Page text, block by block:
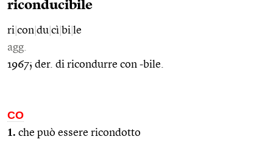
riconducibile
ri con du cì bi le
agg.
1967; der. di ricondurre con -bile.
CO
1. che può essere ricondotto